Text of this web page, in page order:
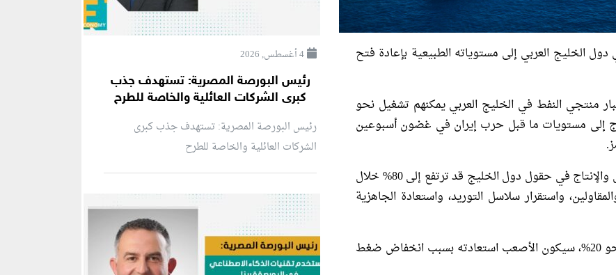
دول الخليج العربي إلى مستوياته الطبيعية بإعادة فتح
منتجي النفط في الخليج العربي يمكنهم تشغيل نحو
إلى مستويات ما قبل حرب إيران في غضون أسبوعين
أضافت الوكالة أن نسبة استئناف عمليات التشغيل والإنتاج في حقول دول الخليج قد ترتفع إلى 80% خلال
واستقرار سلاسل التوريد، واستعادة الجاهزية
أشارت إلى أن الجزء المتبقي من الإنتاج، البالغ نحو 20%، سيكون الأصعب استعادته بسبب انخفاض ضغط
4 أغسطس, 2026
رئيس البورصة المصرية: تستهدف جذب
كبرى الشركات العائلية والخاصة للطرح
رئيس البورصة المصرية: تستهدف جذب كبرى
الشركات العائلية والخاصة للطرح